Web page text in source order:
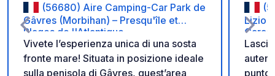
(56680) Aire Camping-Car Park de
Gâvres (Morbihan) – Presqu'île et
Plages de l'Atlantique
Vivete l’esperienza unica di una sosta
fronte mare! Situata in posizione ideale
sulla penisola di Gâvres, quest’area
Lizio
punto